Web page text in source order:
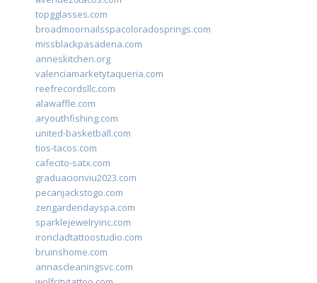
topgglasses.com
broadmoornailsspacoloradosprings.com
missblackpasadena.com
anneskitchen.org
valenciamarketytaqueria.com
reefrecordsllc.com
alawaffle.com
aryouthfishing.com
united-basketball.com
tios-tacos.com
cafecito-satx.com
graduacionviu2023.com
pecanjackstogo.com
zengardendayspa.com
sparklejewelryinc.com
ironcladtattoostudio.com
bruinshome.com
annascleaningsvc.com